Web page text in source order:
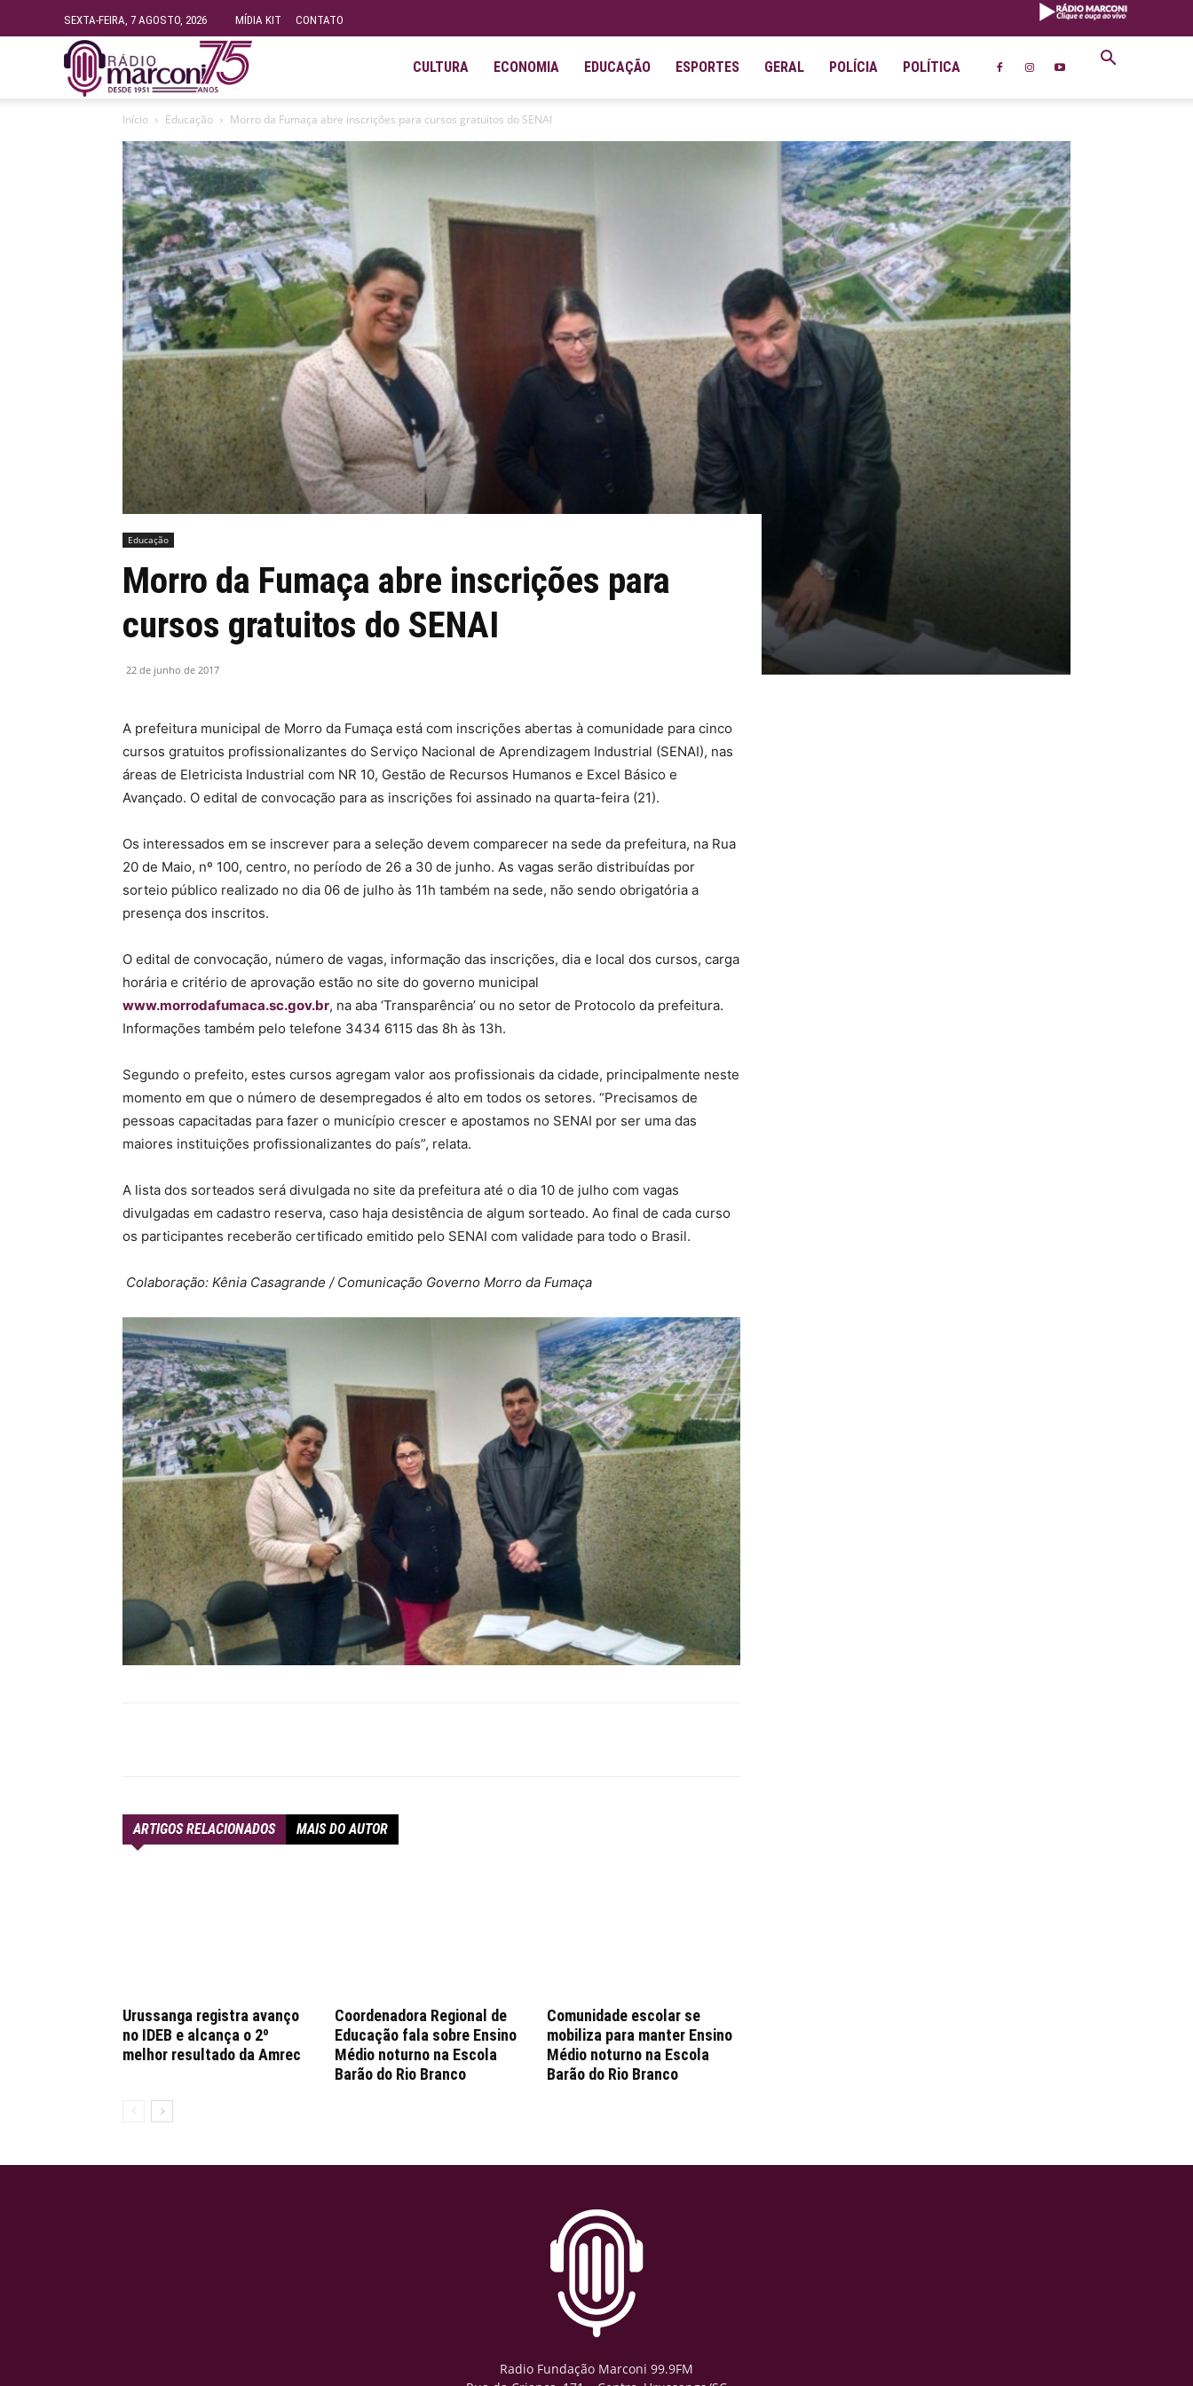
SEXTA-FEIRA, 7 AGOSTO, 2026 MÍDIA KIT CONTATO
Fundação
Marconi
–
FM
99.9
MHZ
CULTURA ECONOMIA EDUCAÇÃO ESPORTES GERAL POLÍCIA POLÍTICA
Início Educação Morro da Fumaça abre inscrições para cursos gratuitos do SENAI
Educação
Morro da Fumaça abre inscrições para
cursos gratuitos do SENAI
22 de junho de 2017
A prefeitura municipal de Morro da Fumaça está com inscrições abertas à comunidade para cinco
cursos gratuitos profissionalizantes do Serviço Nacional de Aprendizagem Industrial (SENAI), nas
áreas de Eletricista Industrial com NR 10, Gestão de Recursos Humanos e Excel Básico e
Avançado. O edital de convocação para as inscrições foi assinado na quarta-feira (21).
Os interessados em se inscrever para a seleção devem comparecer na sede da prefeitura, na Rua
20 de Maio, nº 100, centro, no período de 26 a 30 de junho. As vagas serão distribuídas por
sorteio público realizado no dia 06 de julho às 11h também na sede, não sendo obrigatória a
presença dos inscritos.
O edital de convocação, número de vagas, informação das inscrições, dia e local dos cursos, carga
horária e critério de aprovação estão no site do governo municipal
www.morrodafumaca.sc.gov.br, na aba ‘Transparência’ ou no setor de Protocolo da prefeitura.
Informações também pelo telefone 3434 6115 das 8h às 13h.
Segundo o prefeito, estes cursos agregam valor aos profissionais da cidade, principalmente neste
momento em que o número de desempregados é alto em todos os setores. “Precisamos de
pessoas capacitadas para fazer o município crescer e apostamos no SENAI por ser uma das
maiores instituições profissionalizantes do país”, relata.
A lista dos sorteados será divulgada no site da prefeitura até o dia 10 de julho com vagas
divulgadas em cadastro reserva, caso haja desistência de algum sorteado. Ao final de cada curso
os participantes receberão certificado emitido pelo SENAI com validade para todo o Brasil.
Colaboração: Kênia Casagrande / Comunicação Governo Morro da Fumaça
ARTIGOS RELACIONADOS MAIS DO AUTOR
Urussanga registra avanço
no IDEB e alcança o 2º
melhor resultado da Amrec
Coordenadora Regional de
Educação fala sobre Ensino
Médio noturno na Escola
Barão do Rio Branco
Comunidade escolar se
mobiliza para manter Ensino
Médio noturno na Escola
Barão do Rio Branco
Radio Fundação Marconi 99.9FM